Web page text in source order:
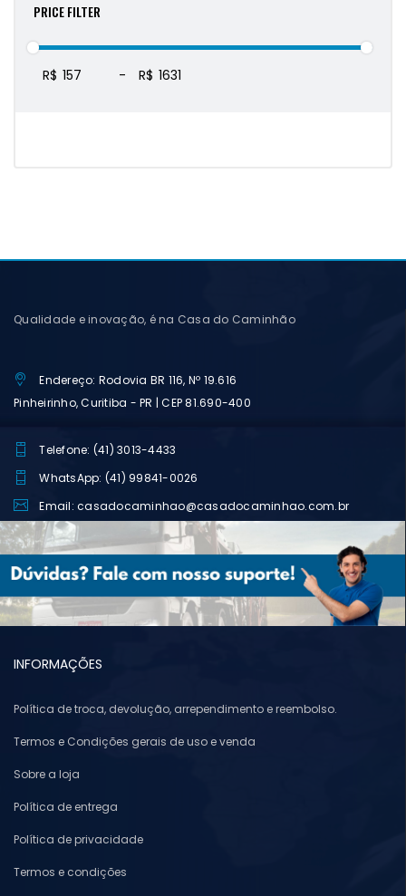
PRICE FILTER
R$ - R$
Qualidade e inovação, é na Casa do Caminhão
Endereço: Rodovia BR 116, Nº 19.616
Pinheirinho, Curitiba - PR | CEP 81.690-400
Telefone: (41) 3013-4433
WhatsApp: (41) 99841-0026
Email: casadocaminhao@casadocaminhao.com.br
INFORMAÇÕES
Política de troca, devolução, arrependimento e reembolso.
Termos e Condições gerais de uso e venda
Sobre a loja
Política de entrega
Política de privacidade
Termos e condições